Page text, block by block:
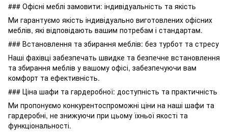
### Офісні меблі замовити: індивідуальність та якість
Ми гарантуємо якість індивідуально виготовлених офісних
меблів, які відповідають вашим потребам і стандартам.
### Встановлення та збирання меблів: без турбот та стресу
Наші фахівці забезпечать швидке та безпечне встановлення
та збирання меблів у вашому офісі, забезпечуючи вам
комфорт та ефективність.
### Ціна шафи та гардеробної: доступність та практичність
Ми пропонуємо конкурентоспроможні ціни на наші шафи та
гардеробні, не знижуючи при цьому їхньої якості та
функціональності.